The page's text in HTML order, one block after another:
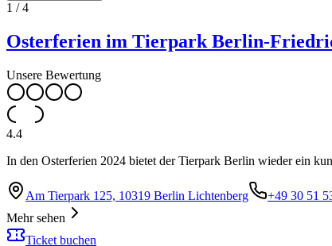
1 /4
Osterferien im Tierpark Berlin-
Unsere Bewertung
4.4
In den Osterferien 2024 bietet der Tierpark Berlin wieder ein
Am Tierpark 125, 10319 Berlin Lichtenberg +49 30 51
Mehr sehen
Ticket buchen